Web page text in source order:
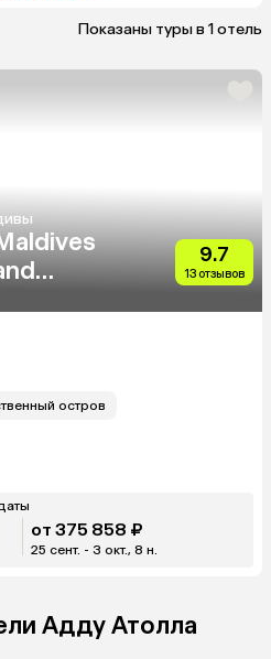
Показаны туры в 1 отель
9.7
13 отзывов
остров
от 375 858 ₽
25 сент. - 3 окт., 8 н.
Адду Атолла